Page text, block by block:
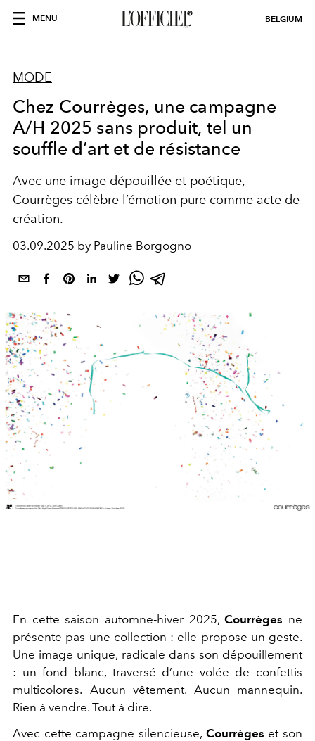
MENU BELGIUM
MODE
Chez Courrèges, une campagne
A/H 2025 sans produit, tel un
souffle d’art et de résistance
Avec une image dépouillée et poétique,
Courrèges célèbre l’émotion pure comme acte de
création.
03.09.2025 by Pauline Borgogno
En cette saison automne-hiver 2025,Courrèges ne
présente pas une collection : elle propose un geste.
Une image unique, radicale dans son dépouillement
: un fond blanc, traversé d’une volée de confettis
multicolores. Aucun vêtement. Aucun mannequin.
Rien à vendre. Tout à dire.
Avec cette campagne silencieuse, Courrèges et son